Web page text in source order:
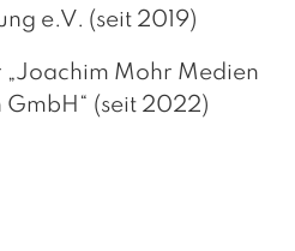
e.V. (seit 2019)
Mohr Medien
(seit 2022)